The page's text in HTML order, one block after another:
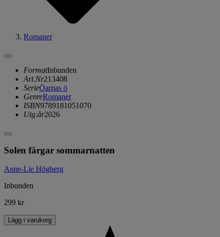
Romaner
FormatInbunden
Art.Nr213408
SerieÖarnas ö
GenreRomaner
ISBN9789181051070
Utg.år2026
Solen färgar sommarnatten
Anne-Lie Högberg
Inbunden
299 kr
Lägg i varukorg